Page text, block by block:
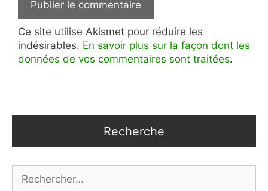
Ce site utilise Akismet pour réduire les
indésirables. En savoir plus sur la façon dont les
données de vos commentaires sont traitées.
Recherche